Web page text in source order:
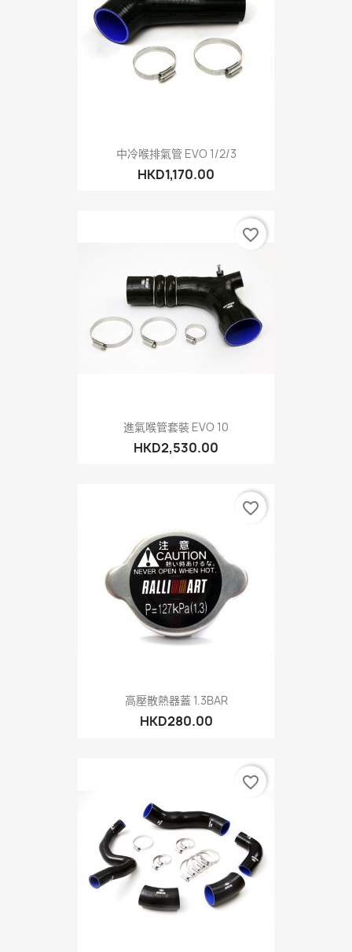
中冷喉排氣管 EVO 1/2/3
HKD1,170.00
進氣喉管套裝 EVO 10
HKD2,530.00
favorite_border
高壓散熱器蓋 1.3BAR
HKD280.00
favorite_border
favorite_border